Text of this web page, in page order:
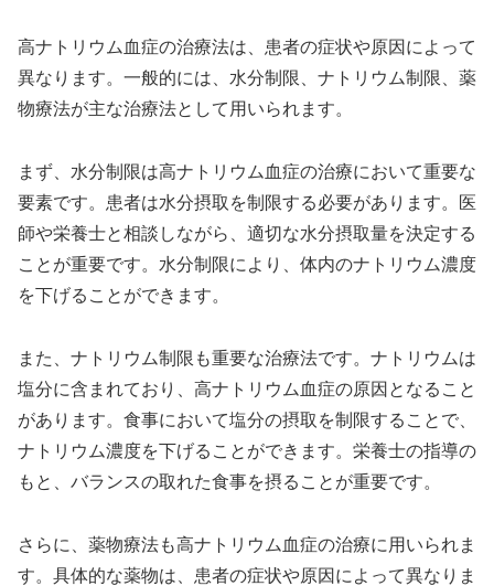
高ナトリウム血症の治療法は、患者の症状や原因によって
異なります。一般的には、水分制限、ナトリウム制限、薬
物療法が主な治療法として用いられます。
まず、水分制限は高ナトリウム血症の治療において重要な
要素です。患者は水分摂取を制限する必要があります。医
師や栄養士と相談しながら、適切な水分摂取量を決定する
ことが重要です。水分制限により、体内のナトリウム濃度
を下げることができます。
また、ナトリウム制限も重要な治療法です。ナトリウムは
塩分に含まれており、高ナトリウム血症の原因となること
があります。食事において塩分の摂取を制限することで、
ナトリウム濃度を下げることができます。栄養士の指導の
もと、バランスの取れた食事を摂ることが重要です。
さらに、薬物療法も高ナトリウム血症の治療に用いられま
す。具体的な薬物は、患者の症状や原因によって異なりま